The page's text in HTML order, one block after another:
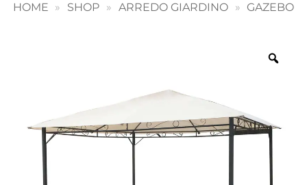
HOME » SHOP » ARREDO GIARDINO » GAZEBO